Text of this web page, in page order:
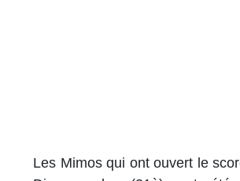
Les Mimos qui ont ouvert le